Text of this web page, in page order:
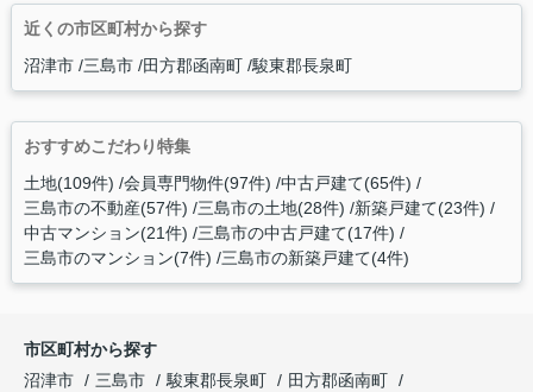
近くの市区町村から探す
沼津市 三島市 田方郡函南町 駿東郡長泉町
おすすめこだわり特集
土地(109件) 会員専門物件(97件) 中古戸建て(65件)
三島市の不動産(57件) 三島市の土地(28件) 新築戸建て(23件)
中古マンション(21件) 三島市の中古戸建て(17件)
三島市のマンション(7件) 三島市の新築戸建て(4件)
市区町村から探す
沼津市
三島市 駿東郡長泉町
田方郡函南町